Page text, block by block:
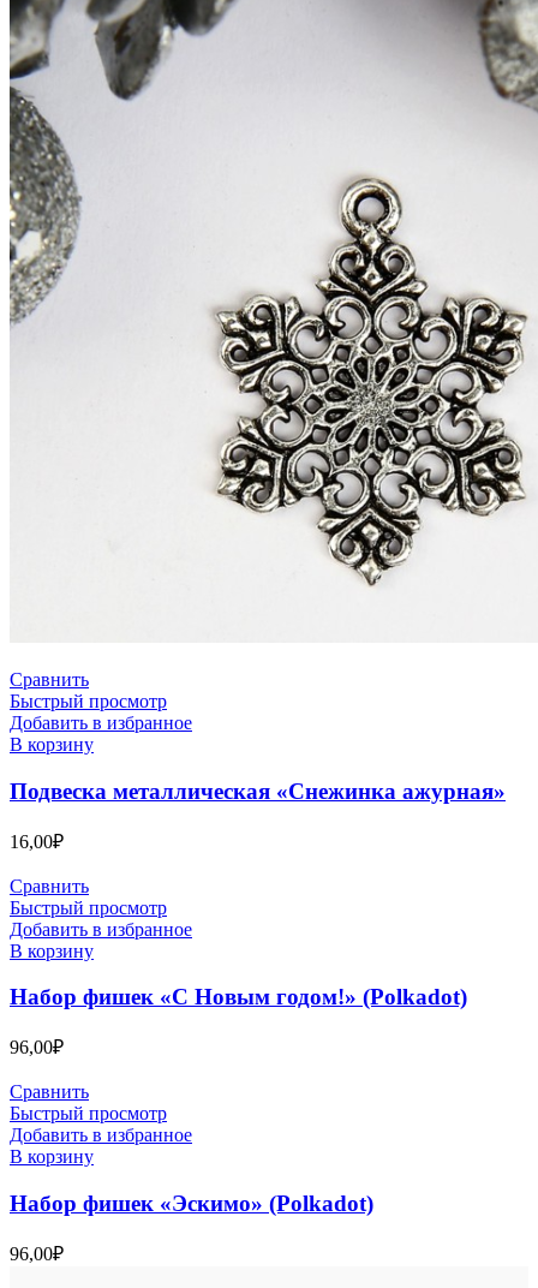
Сравнить
Быстрый просмотр
Добавить в избранное
В корзину
Подвеска металлическая «Снежинка ажурная»
16,00₽
Сравнить
Быстрый просмотр
Добавить в избранное
В корзину
Набор фишек «С Новым годом!» (Polkadot)
96,00₽
Сравнить
Быстрый просмотр
Добавить в избранное
В корзину
Набор фишек «Эскимо» (Polkadot)
96,00₽